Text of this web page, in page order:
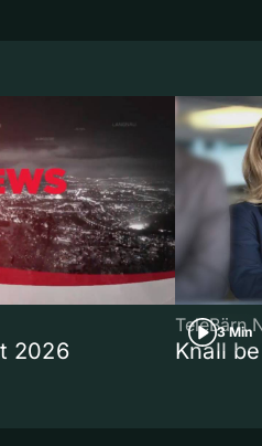
2026
3 Min
TeleBärn
Knall